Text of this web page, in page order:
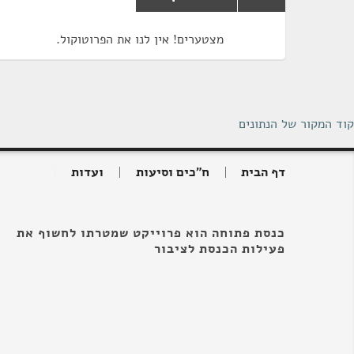
מצטערים! אין לנו את הפרוטוקול.
קוד המקור של הנתונים
דף הבית ח"כים וסיעות ועדות
כנסת פתוחה הוא פרוייקט שמטרתו לחשוף את
פעילות הכנסת לציבור